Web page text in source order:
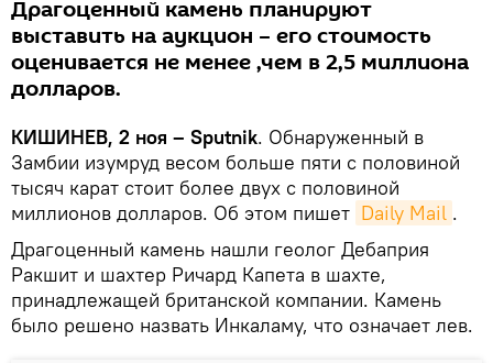
Драгоценный камень планируют
выставить на аукцион – его стоимость
оценивается не менее ,чем в 2,5 миллиона
долларов.
КИШИНЕВ, 2 ноя – Sputnik. Обнаруженный в
Замбии изумруд весом больше пяти с половиной
тысяч карат стоит более двух с половиной
миллионов долларов. Об этом пишет Daily Mail .
Драгоценный камень нашли геолог Дебаприя
Ракшит и шахтер Ричард Капета в шахте,
принадлежащей британской компании. Камень
было решено назвать Инкаламу, что означает лев.